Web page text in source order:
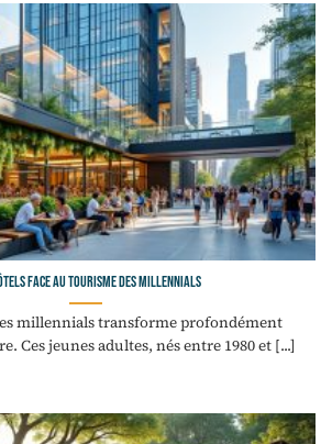
face au tourisme des millennials
millennials transforme profondément
Ces jeunes adultes, nés entre 1980 et [...]